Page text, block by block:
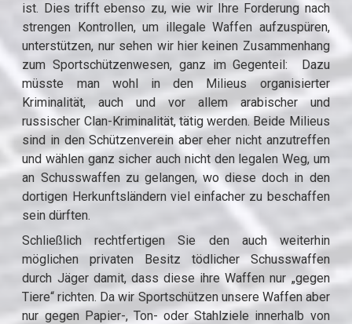
ist. Dies trifft ebenso zu, wie wir Ihre Forderung nach
strengen Kontrollen, um illegale Waffen aufzuspüren,
unterstützen, nur sehen wir hier keinen Zusammenhang
zum Sportschützenwesen, ganz im Gegenteil: Dazu
müsste man wohl in den Milieus organisierter
Kriminalität, auch und vor allem arabischer und
russischer Clan-Kriminalität, tätig werden. Beide Milieus
sind in den Schützenverein aber eher nicht anzutreffen
und wählen ganz sicher auch nicht den legalen Weg, um
an Schusswaffen zu gelangen, wo diese doch in den
dortigen Herkunftsländern viel einfacher zu beschaffen
sein dürften.
Schließlich rechtfertigen Sie den auch weiterhin
möglichen privaten Besitz tödlicher Schusswaffen
durch Jäger damit, dass diese ihre Waffen nur „gegen
Tiere“ richten. Da wir Sportschützen unsere Waffen aber
nur gegen Papier-, Ton- oder Stahlziele innerhalb von